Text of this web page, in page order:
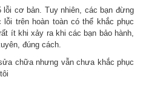
lỗi cơ bản. Tuy nhiên, các bạn đừng
trên hoàn toàn có thể khắc phục
ít khi xảy ra khi các bạn bảo hành,
đúng cách.
chữa nhưng vẫn chưa khắc phục